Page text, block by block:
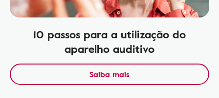
10 passos para a utilização do
aparelho auditivo
Saiba mais